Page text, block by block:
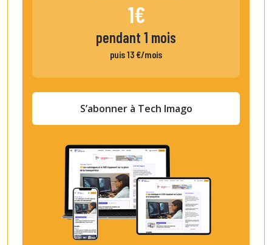
1€
pendant 1 mois
puis 13 €/mois
S’abonner à Tech Imago